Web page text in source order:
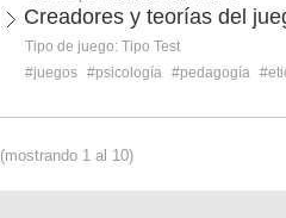
Creadores y teorías del
Tipo de juego: Tipo Test
#juegos #psicología #pedagogía
(mostrando 1 al 10)